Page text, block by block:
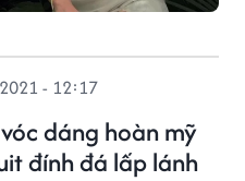
dáng hoàn mỹ
đính đá lấp lánh
- 12:17